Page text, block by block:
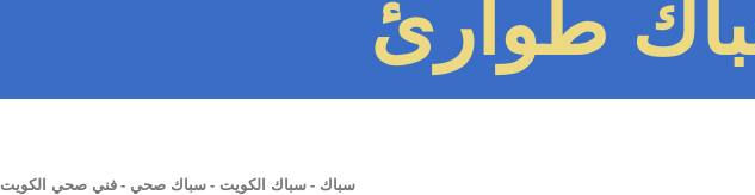
طوارئ
سباك - سباك الكويت - سباك صحي - فني صحي الكويت